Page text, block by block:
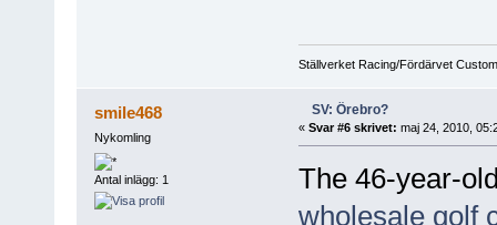
Ställverket Racing/Fördärvet
smile468
Nykomling
Antal inlägg: 1
SV: Örebro?
« Svar #6 skrivet: maj 24, 2010,
The 46-year-
wholesale golf